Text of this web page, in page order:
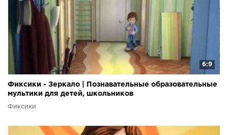
6:9
Фиксики - Зеркало | Познавательные образовательные
мультики для детей, школьников
Фиксики